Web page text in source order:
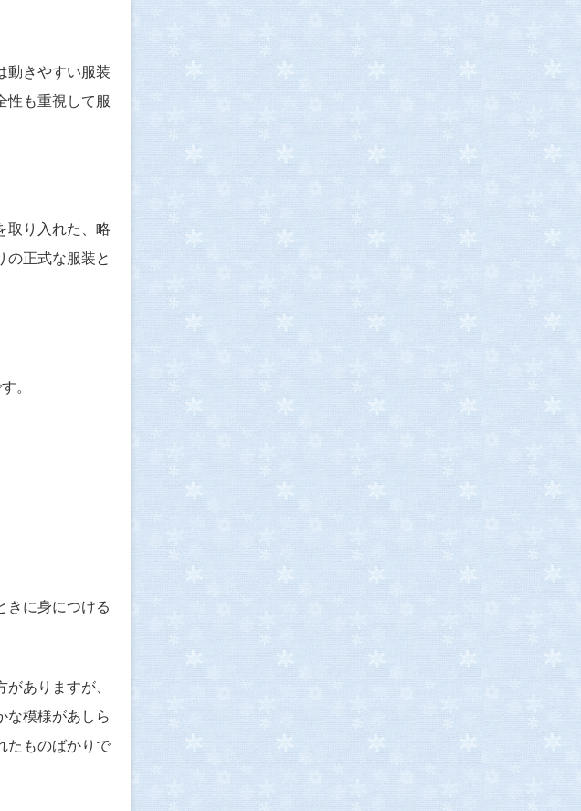
動きやすい服装
性も重視して服
取り入れた、略
の正式な服装と
。
きに身につける
ありますが、
な模様があしら
たものばかりで